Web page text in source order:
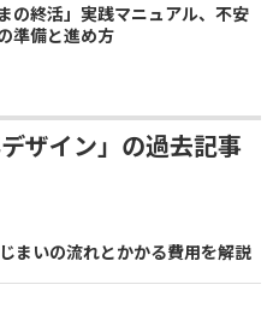
の終活」実践マニュアル、不安
準備と進め方
ザイン」の過去記事
まいの流れとかかる費用を解説